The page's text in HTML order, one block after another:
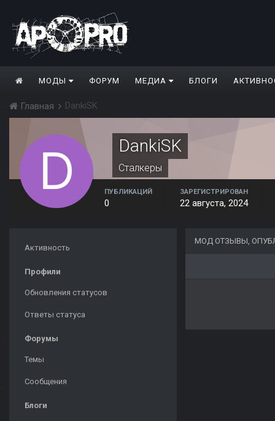
МОДЫ ФОРУМ МЕДИА БЛОГИ
Главная DankiSK
DankiSK
Сталкеры
ПУБЛИКАЦИЙ
0
ЗАРЕГИСТРИРОВАН
22 августа, 2024
Активность
Профили
Обновления статусов
Ответы статуса
Форумы
Темы
Сообщения
Блоги
МОД ОТЗЫВЫ,